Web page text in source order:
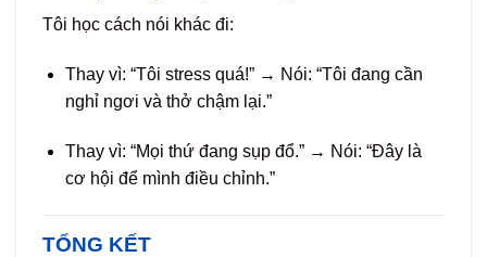
Tôi học cách nói khác đi:
Thay vì: “Tôi stress quá!” → Nói: “Tôi đang cần
nghỉ ngơi và thở chậm lại.”
Thay vì: “Mọi thứ đang sụp đổ.” → Nói: “Đây là
cơ hội để mình điều chỉnh.”
TỔNG KẾT